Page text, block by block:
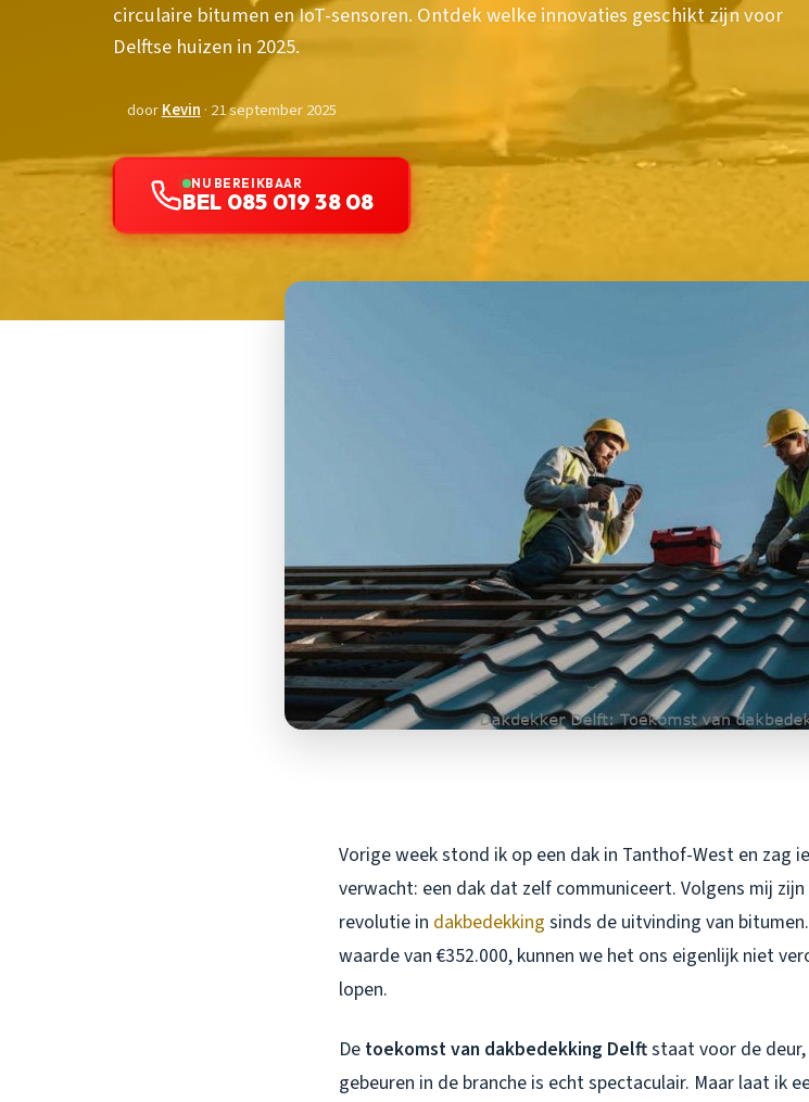
circulaire bitumen en IoT-sensoren. Ontdek welke innovaties geschikt zijn voor
Delftse huizen in 2025.
doorKevin · 21 september 2025
NU BEREIKBAAR
BEL 085 019 38 08
Vorige week stond ik op een dak in Tanthof-West en zag
verwacht: een dak dat zelf communiceert. Volgens mij
revolutie in dakbedekking sinds de uitvinding van
waarde van €352.000, kunnen we het ons eigenlijk niet
lopen.
De toekomst van dakbedekking Delftstaat voor de
gebeuren in de branche is echt spectaculair. Maar laat ik